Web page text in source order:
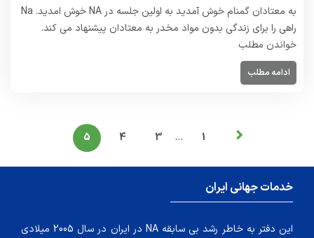
به معتادان گمنام خوش آمدید به اولین جلسه در NA خوش امدید. Na
راهی را برای زندگی بدون مواد مخدر به معتادان پیشنهاد می کند.
خواندن مطلب
ادامه مطلب
1
…
3
4
5
خدمات جهانی ایران
این دفتر به خاطر رشد بی سابقه NA در ایران در سال 2005 میلادی